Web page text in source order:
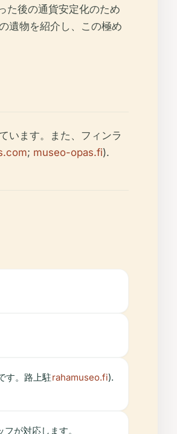
た後の通貨安定化のため
遺物を紹介し、この極め
います。また、フィンラ
; museo-opas.fi).
す。路上駐rahamuseo.fi).
が対応します。